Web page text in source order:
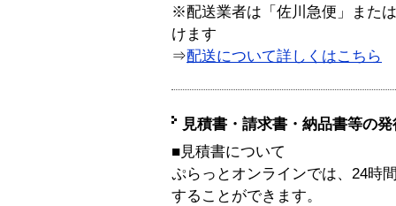
※配送業者は「佐川急便」また
けます
⇒配送について詳しくはこちら
見積書・請求書・納品書等の
■見積書について
ぷらっとオンラインでは、24時
することができます。